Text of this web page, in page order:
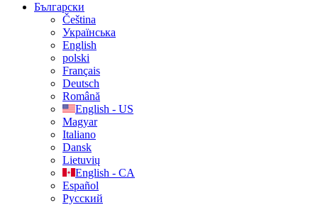
Български
Čeština
Українська
English
polski
Français
Deutsch
Română
English - US
Magyar
Italiano
Dansk
Lietuvių
English - CA
Español
Русский